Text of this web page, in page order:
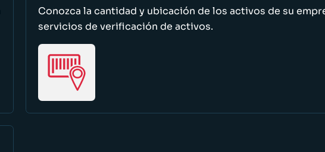
Conozca la cantidad y ubicación de los activos de su
servicios de verificación de activos.